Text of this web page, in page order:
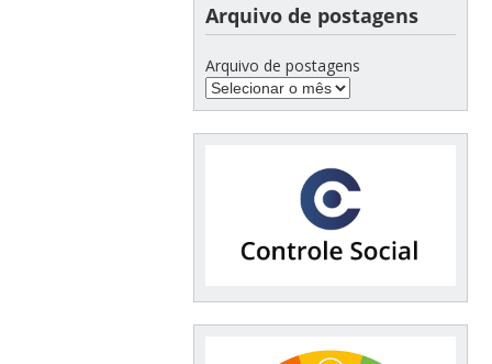
Arquivo de postagens
Arquivo de postagens